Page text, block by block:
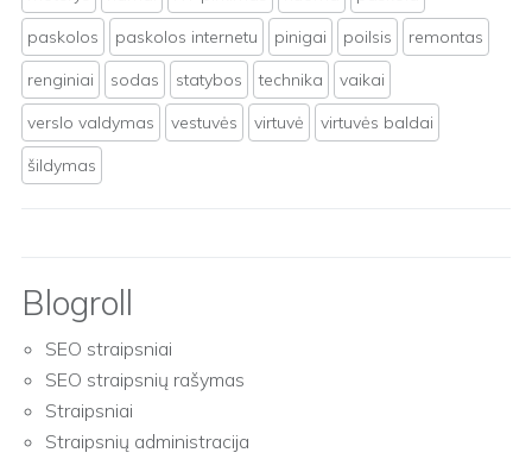
paskolos
paskolos internetu pinigai poilsis
remontas
renginiai
sodas statybos technika
vaikai
verslo valdymas
vestuvės virtuvė
virtuvės baldai
šildymas
Blogroll
SEO straipsniai
SEO straipsnių rašymas
Straipsniai
Straipsnių administracija